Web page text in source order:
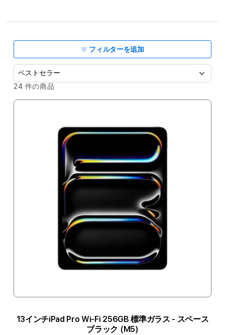
シ
ョ
ン
:
フィルターを追加
24 件の商品
13インチiPad Pro Wi-Fi 256GB 標準ガラス - スペース
ブラック (M5)